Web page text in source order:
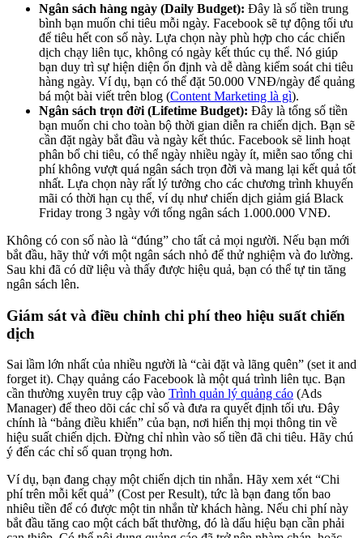
Ngân sách hàng ngày (Daily Budget): Đây là số tiền trung
bình bạn muốn chi tiêu mỗi ngày. Facebook sẽ tự động tối ưu
để tiêu hết con số này. Lựa chọn này phù hợp cho các chiến
dịch chạy liên tục, không có ngày kết thúc cụ thể. Nó giúp
bạn duy trì sự hiện diện ổn định và dễ dàng kiểm soát chi tiêu
hàng ngày. Ví dụ, bạn có thể đặt 50.000 VNĐ/ngày để quảng
bá một bài viết trên blog (Content Marketing là gì).
Ngân sách trọn đời (Lifetime Budget): Đây là tổng số tiền
bạn muốn chi cho toàn bộ thời gian diễn ra chiến dịch. Bạn sẽ
cần đặt ngày bắt đầu và ngày kết thúc. Facebook sẽ linh hoạt
phân bổ chi tiêu, có thể ngày nhiều ngày ít, miễn sao tổng chi
phí không vượt quá ngân sách trọn đời và mang lại kết quả tốt
nhất. Lựa chọn này rất lý tưởng cho các chương trình khuyến
mãi có thời hạn cụ thể, ví dụ như chiến dịch giảm giá Black
Friday trong 3 ngày với tổng ngân sách 1.000.000 VNĐ.
Không có con số nào là “đúng” cho tất cả mọi người. Nếu bạn mới
bắt đầu, hãy thử với một ngân sách nhỏ để thử nghiệm và đo lường.
Sau khi đã có dữ liệu và thấy được hiệu quả, bạn có thể tự tin tăng
ngân sách lên.
Giám sát và điều chỉnh chi phí theo hiệu suất chiến
dịch
Sai lầm lớn nhất của nhiều người là “cài đặt và lãng quên” (set it and
forget it). Chạy quảng cáo Facebook là một quá trình liên tục. Bạn
cần thường xuyên truy cập vào Trình quản lý quảng cáo (Ads
Manager) để theo dõi các chỉ số và đưa ra quyết định tối ưu. Đây
chính là “bảng điều khiển” của bạn, nơi hiển thị mọi thông tin về
hiệu suất chiến dịch. Đừng chỉ nhìn vào số tiền đã chi tiêu. Hãy chú
ý đến các chỉ số quan trọng hơn.
Ví dụ, bạn đang chạy một chiến dịch tin nhắn. Hãy xem xét “Chi
phí trên mỗi kết quả” (Cost per Result), tức là bạn đang tốn bao
nhiêu tiền để có được một tin nhắn từ khách hàng. Nếu chi phí này
bắt đầu tăng cao một cách bất thường, đó là dấu hiệu bạn cần phải